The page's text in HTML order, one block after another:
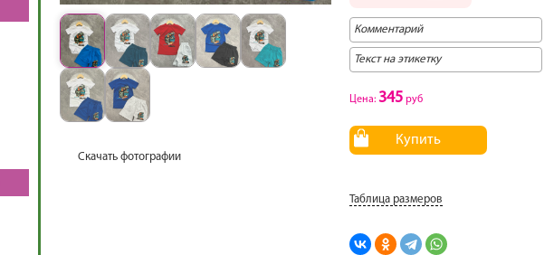
Скачать фотографии
Цена: 345 руб
Купить
Таблица размеров